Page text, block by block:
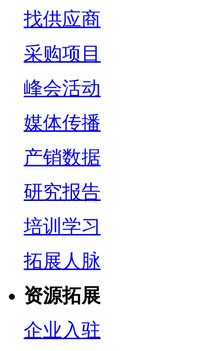
找供应商
采购项目
峰会活动
媒体传播
产销数据
研究报告
培训学习
拓展人脉
资源拓展
企业入驻